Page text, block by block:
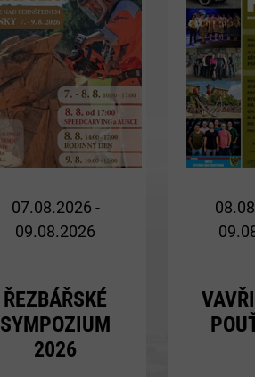
07.08.2026 -
09.08.2026
ŘEZBÁŘSKÉ
SYMPOZIUM
2026